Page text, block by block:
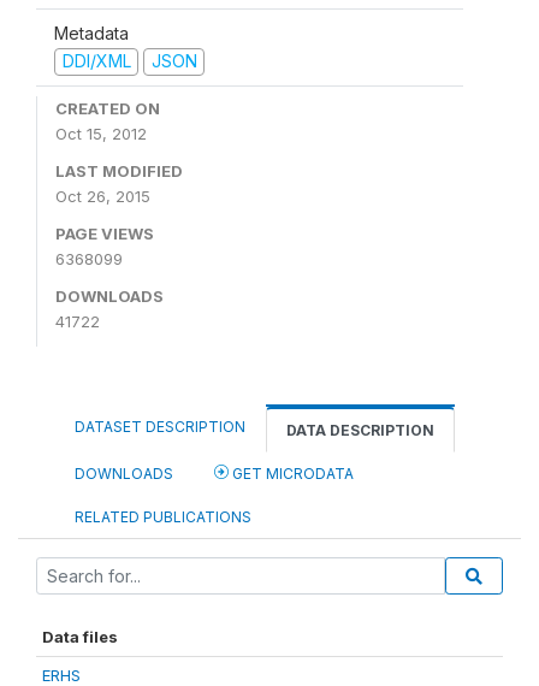
Metadata
DDI/XML
JSON
CREATED ON
Oct 15, 2012
LAST MODIFIED
Oct 26, 2015
PAGE VIEWS
6368099
DOWNLOADS
41722
DATASET DESCRIPTION DATA DESCRIPTION
DOWNLOADS GET MICRODATA
RELATED PUBLICATIONS
Data files
ERHS